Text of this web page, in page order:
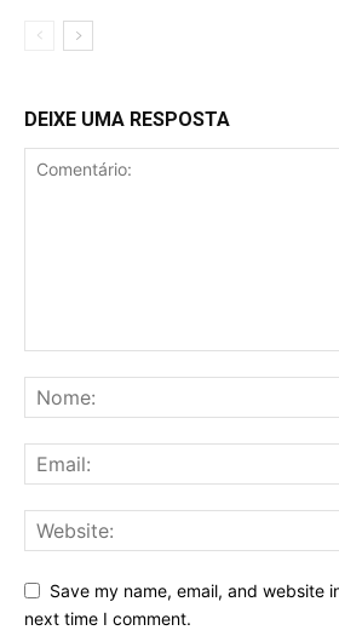
DEIXE UMA RESPOSTA
Save my name, email, and website
next time I comment.